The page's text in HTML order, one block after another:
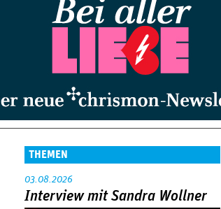
THEMEN
03.08.2026
Interview mit Sandra Wollner